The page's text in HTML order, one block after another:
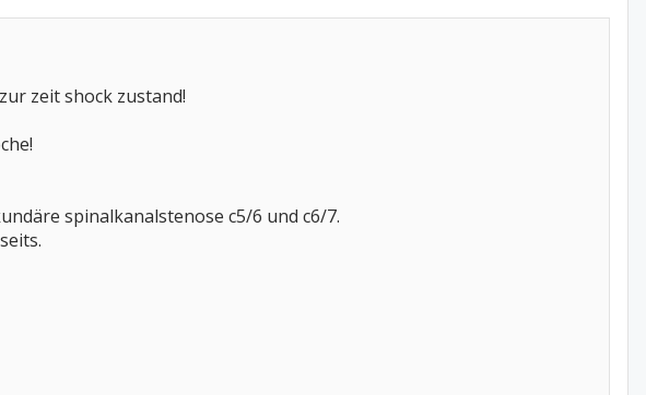
zeit shock zustand!
spinalkanalstenose c5/6 und c6/7.